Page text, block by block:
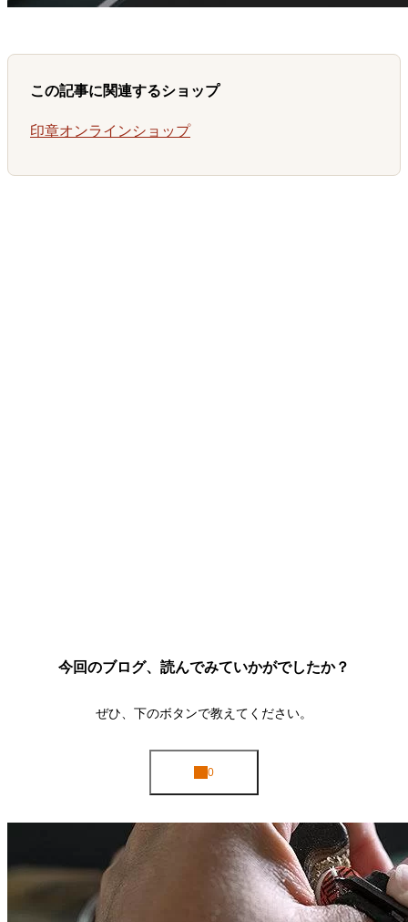
この記事に関連するショップ
印章オンラインショップ
今回のブログ、読んでみていかがでしたか？
ぜひ、下のボタンで教えてください。